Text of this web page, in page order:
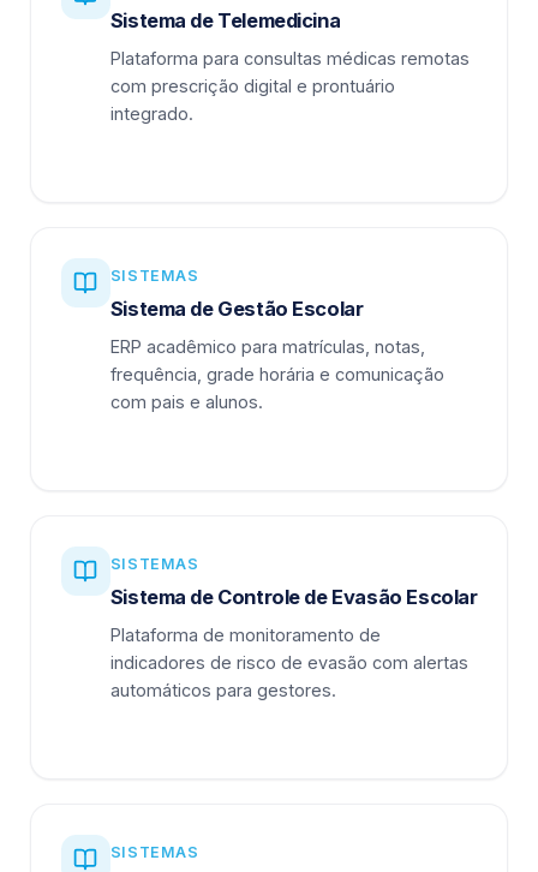
Sistema de Telemedicina
Plataforma para consultas médicas remotas
com prescrição digital e prontuário
integrado.
SISTEMAS
Sistema de Gestão Escolar
ERP acadêmico para matrículas, notas,
frequência, grade horária e comunicação
com pais e alunos.
SISTEMAS
Sistema de Controle de Evasão Escolar
Plataforma de monitoramento de
indicadores de risco de evasão com alertas
automáticos para gestores.
SISTEMAS